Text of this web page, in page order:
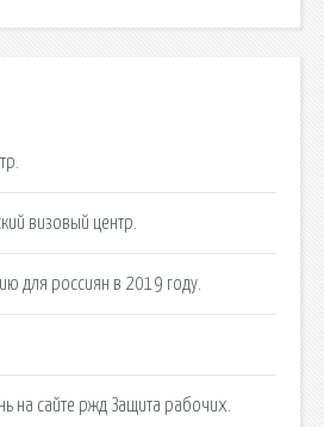
визовый центр.
для россиян в 2019 году.
на сайте ржд Защита рабочих.